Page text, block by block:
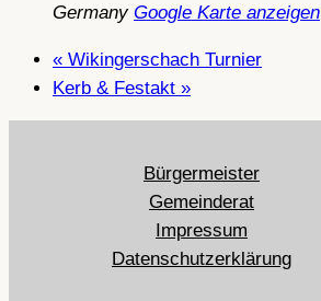
Germany Google Karte anzeigen
« Wikingerschach Turnier
Kerb & Festakt »
Bürgermeister
Gemeinderat
Impressum
Datenschutzerklärung